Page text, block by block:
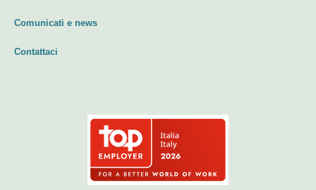
Comunicati e news
Contattaci